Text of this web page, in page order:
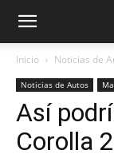
Inicio Noticias de
Noticias de Autos
Así
Corolla